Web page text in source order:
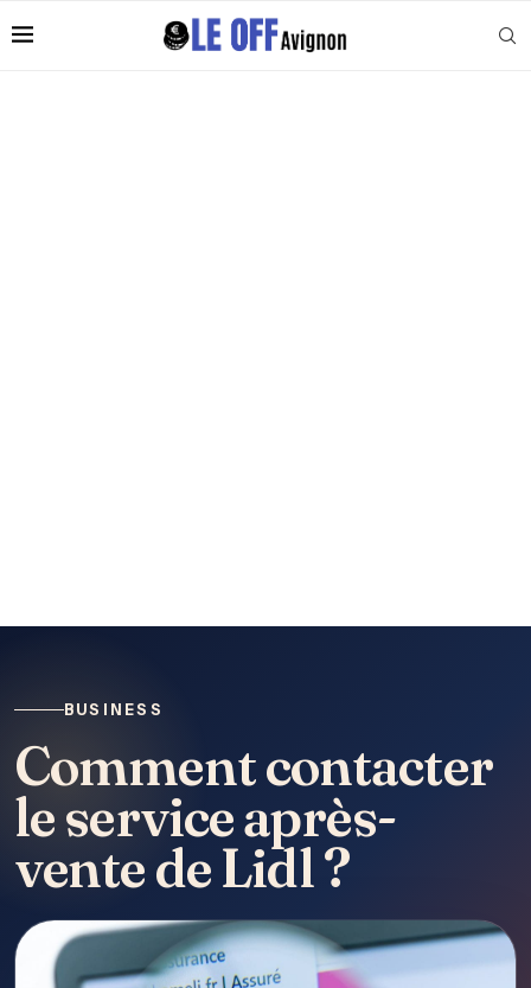
BUSINESS
Comment contacter
le service après-
vente de Lidl ?